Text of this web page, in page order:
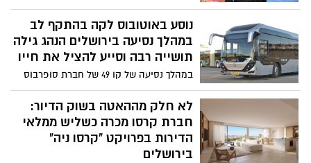
נוסע באוטובוס לקה בהתקף לב
במהלך נסיעה בירושלים הנהג גילה
תושייה רבה וסייע להציל את חייו
במהלך נסיעה של קו 49 של חברת סופרבוס
בירושלים התרחש אירוע חירום שבו הפגין
הנהג עלי אלקאק תושייה ואחריות יוצאת דופן
לא חלק מההאטה בשוק הדיור:
חברת קרסו מכרה כשליש ממלאי
הדירות בפרויקט "קרסו ניה"
בירושלים